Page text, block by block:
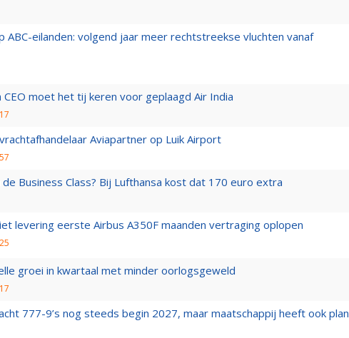
ABC-eilanden: volgend jaar meer rechtstreekse vluchten vanaf
moet het tij keren voor geplaagd Air India
Aviapartner op Luik Airport
Business Class? Bij Lufthansa kost dat 170 euro extra
levering eerste Airbus A350F maanden vertraging oplopen
groei in kwartaal met minder oorlogsgeweld
777-9’s nog steeds begin 2027, maar maatschappij heeft ook plan